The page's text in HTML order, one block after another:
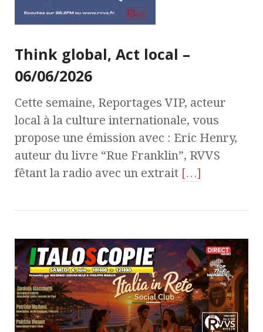
Think global, Act local –
06/06/2026
Cette semaine, Reportages VIP, acteur
local à la culture internationale, vous
propose une émission avec : Eric Henry,
auteur du livre “Rue Franklin”, RVVS
fêtant la radio avec un extrait […]